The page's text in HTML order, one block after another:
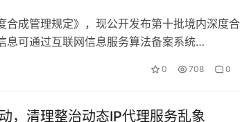
合成管理规定》，现公开发布第十批境内深度
息可通过互联网信息服务算法备案系统
）进…
0 708 0
，清理整治动态IP代理服务乱象